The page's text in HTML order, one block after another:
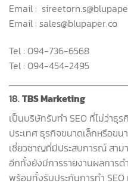
Email :
Email : sales@blupaper.co
Tel : 094-736-6568
Tel : 094-454-2495
18.TBS Marketing
เป็นบริษัทรับทำ SEO ที่ไม่ว่าธุ
ประเทศ ธุรกิจขนาดเล็กหรือข
เชี่ยวชาญที่มีประสบการณ์ สาม
อีกทั้งยังมีการรายงานผลการด
พร้อมทั้งรับประกันการทำ SEO